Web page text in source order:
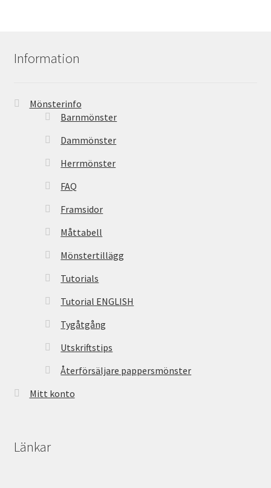
Information
Mönsterinfo
Barnmönster
Dammönster
Herrmönster
FAQ
Framsidor
Måttabell
Mönstertillägg
Tutorials
Tutorial ENGLISH
Tygåtgång
Utskriftstips
Återförsäljare pappersmönster
Mitt konto
Länkar